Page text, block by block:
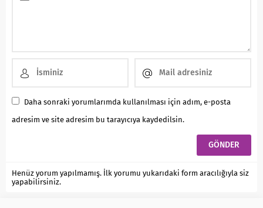
Daha sonraki yorumlarımda kullanılması için adım, e-posta
adresim ve site adresim bu tarayıcıya kaydedilsin.
Henüz yorum yapılmamış. İlk yorumu yukarıdaki form aracılığıyla siz
yapabilirsiniz.